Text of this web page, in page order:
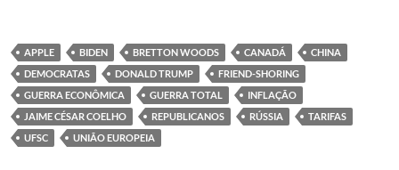
APPLE BIDEN BRETTON WOODS CANADÁ
CHINA
DEMOCRATAS
DONALD TRUMP
FRIEND-SHORING
GUERRA ECONÔMICA
GUERRA TOTAL
INFLAÇÃO
JAIME CÉSAR COELHO
REPUBLICANOS RÚSSIA
TARIFAS
UFSC
UNIÃO EUROPEIA